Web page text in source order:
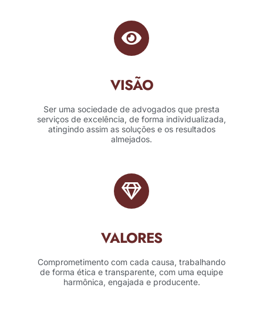
VISÃO
Ser uma sociedade de advogados que presta
serviços de excelência, de forma individualizada,
atingindo assim as soluções e os resultados
almejados.
VALORES
Comprometimento com cada causa, trabalhando
de forma ética e transparente, com uma equipe
harmônica, engajada e producente.